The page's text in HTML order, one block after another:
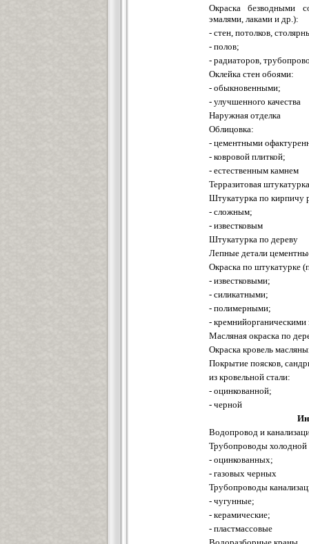
Окраска безводными
эмалями, лаками и др.):
- стен, потолков,
- полов;
- радиаторов,
Оклейка стен обоями:
- обыкновенными;
- улучшенного качества
Наружная отделка
Облицовка:
- цементными
- ковровой плиткой;
- естественным камнем
Терразитовая штукатурка
Штукатурка по кирпичу
- сложным;
- известковым
Штукатурка по дереву
Лепные детали
Окраска по штукатурке
- известковыми;
- силикатными;
- полимерными;
- кремнийорганическими
Масляная окраска по
Окраска кровель
Покрытие поясков,
из кровельной стали:
- оцинкованной;
- черной
Водопровод и
Трубопроводы холодной
- оцинкованных;
- газовых черных
Трубопроводы
- чугунные;
- керамические;
- пластмассовые